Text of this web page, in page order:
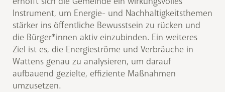
Instrument, um Energie- und Nachhaltigkeitsthemen
stärker ins öffentliche Bewusstsein zu rücken und
die Bürger*innen aktiv einzubinden. Ein weiteres
Ziel ist es, die Energieströme und Verbräuche in
Wattens genau zu analysieren, um darauf
aufbauend gezielte, effiziente Maßnahmen
umzusetzen.